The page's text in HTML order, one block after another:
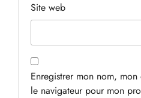
Site web
Enregistrer mon nom,
le navigateur pour mon